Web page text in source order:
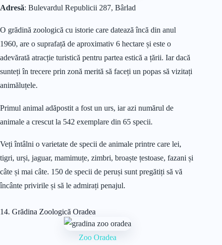
Adresă: Bulevardul Republicii 287, Bârlad
O grădină zoologică cu istorie care datează încă din anul
1960, are o suprafață de aproximativ 6 hectare și este o
adevărată atracție turistică pentru partea estică a țării. Iar dacă
sunteți în trecere prin zonă merită să faceți un popas să vizitați
animăluțele.
Primul animal adăpostit a fost un urs, iar azi numărul de
animale a crescut la 542 exemplare din 65 specii.
Veți întâlni o varietate de specii de animale printre care lei,
tigri, urși, jaguar, mamimuțe, zimbri, broaște țestoase, fazani și
câte și mai câte. 150 de specii de peruși sunt pregătiți să vă
încânte privirile și să le admirați penajul.
14. Grădina Zoologică Oradea
Zoo Oradea